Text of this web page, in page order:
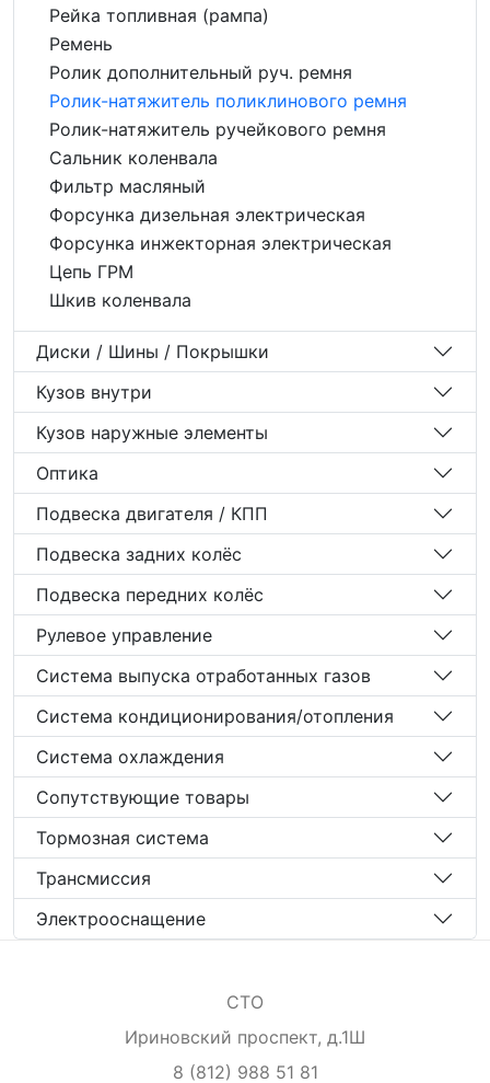
Рейка топливная (рампа)
Ремень
Ролик дополнительный руч. ремня
Ролик-натяжитель поликлинового ремня
Ролик-натяжитель ручейкового ремня
Сальник коленвала
Фильтр масляный
Форсунка дизельная электрическая
Форсунка инжекторная электрическая
Цепь ГРМ
Шкив коленвала
Диски / Шины / Покрышки
Кузов внутри
Кузов наружные элементы
Оптика
Подвеска двигателя / КПП
Подвеска задних колёс
Подвеска передних колёс
Рулевое управление
Система выпуска отработанных газов
Система кондиционирования/отопления
Система охлаждения
Сопутствующие товары
Тормозная система
Трансмиссия
Электрооснащение
СТО
Ириновский проспект, д.1Ш
8 (812) 988 51 81